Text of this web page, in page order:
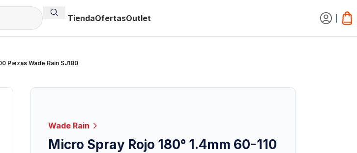
TiendaOfertasOutlet
Piezas Wade Rain SJ180
Wade Rain
Micro Spray Rojo 180° 1.4mm 60-110